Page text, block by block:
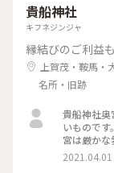
貴船神社
キフネジンジャ
縁結びのご利益
上賀茂・鞍馬・
名所・旧跡
貴船神社奥
いもので
宮は厳かな
で行かれた
2021.04.01